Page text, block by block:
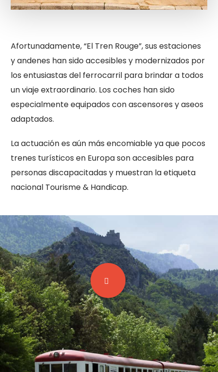
Afortunadamente, “El Tren Rouge”, sus estaciones
y andenes han sido accesibles y modernizados por
los entusiastas del ferrocarril para brindar a todos
un viaje extraordinario. Los coches han sido
especialmente equipados con ascensores y aseos
adaptados.
La actuación es aún más encomiable ya que pocos
trenes turísticos en Europa son accesibles para
personas discapacitadas y muestran la etiqueta
nacional Tourisme & Handicap.